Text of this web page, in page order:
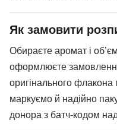
Як замовити
Обираєте аромат і
оформлюєте
оригінального
маркуємо й надійно
донора з батч-кодом